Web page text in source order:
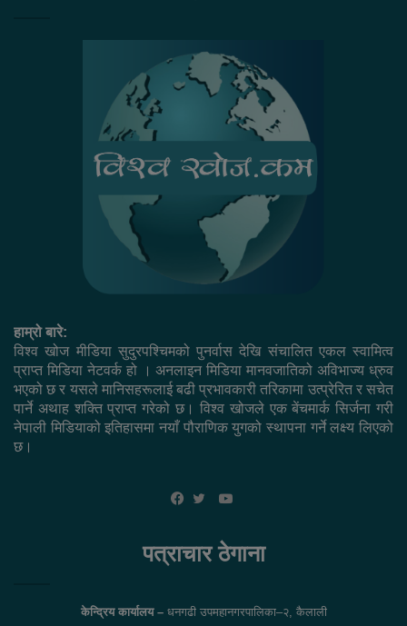
हाम्रो बारे:
विश्व खोज मीडिया सुदुरपश्चिमको पुनर्वास देखि संचालित एकल स्वामित्व
प्राप्त मिडिया नेटवर्क हो । अनलाइन मिडिया मानवजातिको अविभाज्य ध्रुव
भएको छ र यसले मानिसहरूलाई बढी प्रभावकारी तरिकामा उत्प्रेरित र सचेत
पार्ने अथाह शक्ति प्राप्त गरेको छ। विश्व खोजले एक बेंचमार्क सिर्जना गरी
नेपाली मिडियाको इतिहासमा नयाँ पौराणिक युगको स्थापना गर्ने लक्ष्य लिएको
छ।
YouTube
पत्राचार ठेगाना
केन्द्रिय कार्यालय –धनगढी उपमहानगरपालिका–२, कैलाली